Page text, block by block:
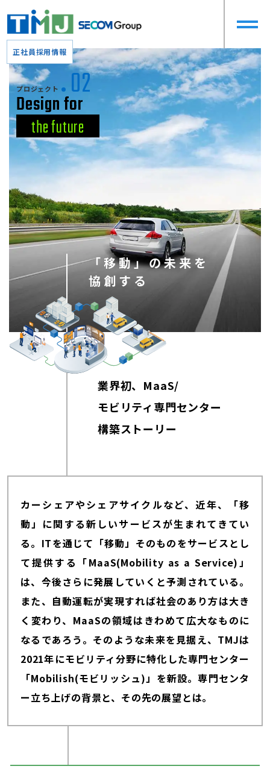
正社員採用情報
プロジェクト 02
Design for
the future
「移動」の未来を
協創する
業界初、MaaS/
モビリティ専門センター
構築ストーリー
カーシェアやシェアサイクルなど、近年、「移
動」に関する新しいサービスが生まれてきてい
る。ITを通じて「移動」そのものをサービスとし
て提供する「MaaS(Mobility as a Service)」
は、今後さらに発展していくと予測されている。
また、自動運転が実現すれば社会のあり方は大き
く変わり、MaaSの領域はきわめて広大なものに
なるであろう。そのような未来を見据え、TMJは
2021年にモビリティ分野に特化した専門センター
「Mobilish(モビリッシュ)」を新設。専門センタ
ー立ち上げの背景と、その先の展望とは。